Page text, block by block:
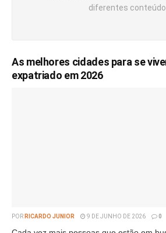
diferentes
As melhores cidades para se
expatriado em 2026
POR RICARDO JUNIOR 9 DE JUNHO DE 2026 0